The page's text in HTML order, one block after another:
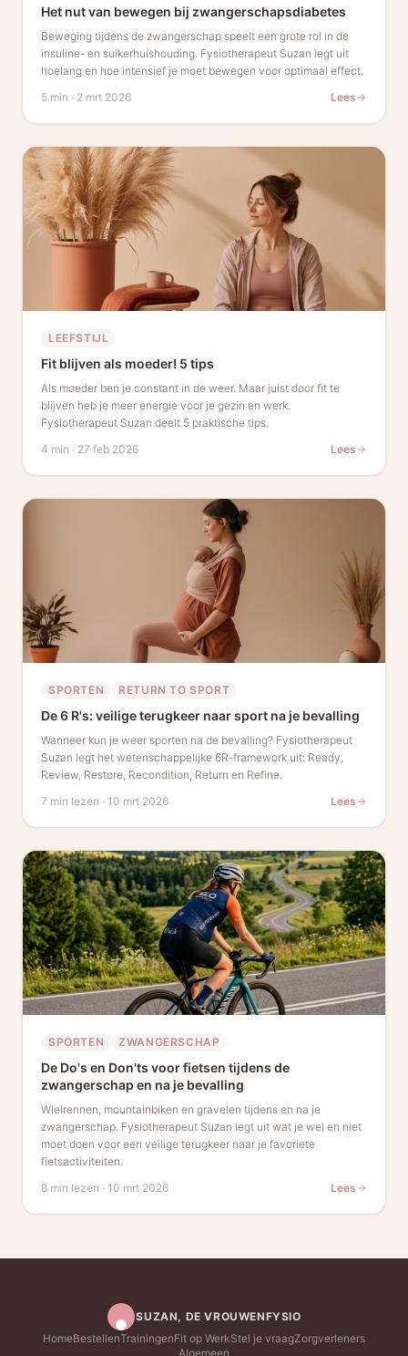
Het nut van bewegen bij zwangerschapsdiabetes
Beweging tijdens de zwangerschap speelt een grote rol in de
insuline- en suikerhuishouding. Fysiotherapeut Suzan legt uit
hoelang en hoe intensief je moet bewegen voor optimaal effect.
5 min · 2 mrt 2026 Lees
LEEFSTIJL
Fit blijven als moeder! 5 tips
Als moeder ben je constant in de weer. Maar juist door fit te
blijven heb je meer energie voor je gezin en werk.
Fysiotherapeut Suzan deelt 5 praktische tips.
4 min · 27 feb 2026 Lees
SPORTEN RETURN TO SPORT
De 6 R's: veilige terugkeer naar sport na je bevalling
Wanneer kun je weer sporten na de bevalling? Fysiotherapeut
Suzan legt het wetenschappelijke 6R-framework uit: Ready,
Review, Restore, Recondition, Return en Refine.
7 min lezen · 10 mrt 2026 Lees
SPORTEN ZWANGERSCHAP
De Do's en Don'ts voor fietsen tijdens de
zwangerschap en na je bevalling
Wielrennen, mountainbiken en gravelen tijdens en na je
zwangerschap. Fysiotherapeut Suzan legt uit wat je wel en niet
moet doen voor een veilige terugkeer naar je favoriete
fietsactiviteiten.
8 min lezen · 10 mrt 2026 Lees
SUZAN, DE VROUWENFYSIO
HomeBestellenTrainingenFit op WerkStel je vraagZorgverleners
Algemeen